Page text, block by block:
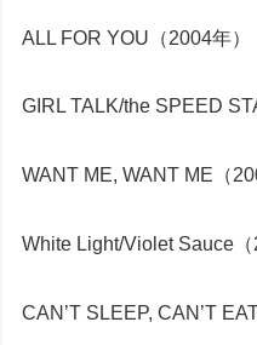
ALL FOR YOU（2004年）
GIRL TALK/the SPEED
WANT ME, WANT ME（
White Light/Violet Sauce（
CAN’T SLEEP, CAN’T